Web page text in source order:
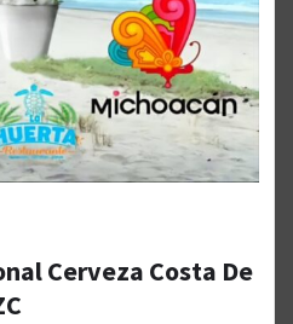
Cerveza Costa De